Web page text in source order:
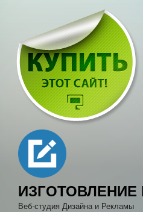
содержимому
Веб-студия Дизайна и Рекламы